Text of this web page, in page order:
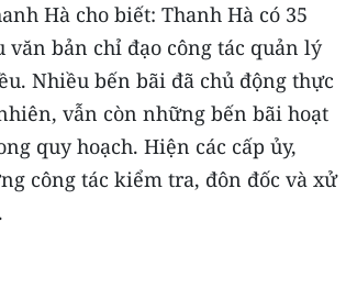
Hà cho biết: Thanh Hà có 35
bản chỉ đạo công tác quản lý
Nhiều bến bãi đã chủ động thực
vẫn còn những bến bãi hoạt
quy hoạch. Hiện các cấp ủy,
công tác kiểm tra, đôn đốc và xử